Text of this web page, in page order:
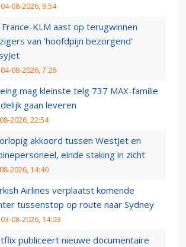
04-08-2026, 9:54
France-KLM aast op terugwinnen
van ‘hoofdpijn bezorgend’
04-08-2026, 7:26
mag kleinste telg 737 MAX-familie
gaan leveren
2026, 22:54
akkoord tussen WestJet en
einde staking in zicht
2026, 14:40
Airlines verplaatst komende
tussenstop op route naar Sydney
03-08-2026, 14:03
publiceert nieuwe documentaire